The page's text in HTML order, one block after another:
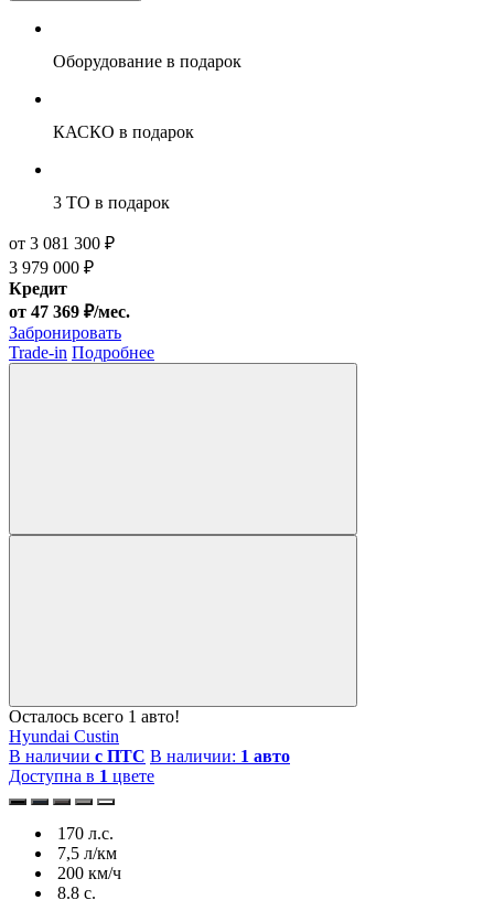
Оборудование в подарок
КАСКО в подарок
3 ТО в подарок
от 3 081 300 ₽
3 979 000 ₽
Кредит
от 47 369 ₽/мес.
Забронировать
Trade-in Подробнее
Осталось всего 1 авто!
Hyundai Custin
В наличии с ПТС В наличии: 1 авто
Доступна в 1 цвете
170 л.с.
7,5 л/км
200 км/ч
8.8 c.